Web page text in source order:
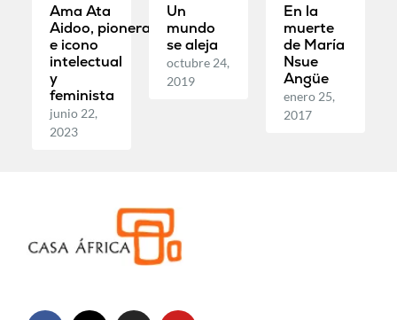
Ama Ata
Aidoo, pionera
e icono
intelectual
y
feminista
junio 22,
2023
Un
mundo
se aleja
octubre 24,
2019
En la
muerte
de María
Nsue
Angüe
enero 25,
2017